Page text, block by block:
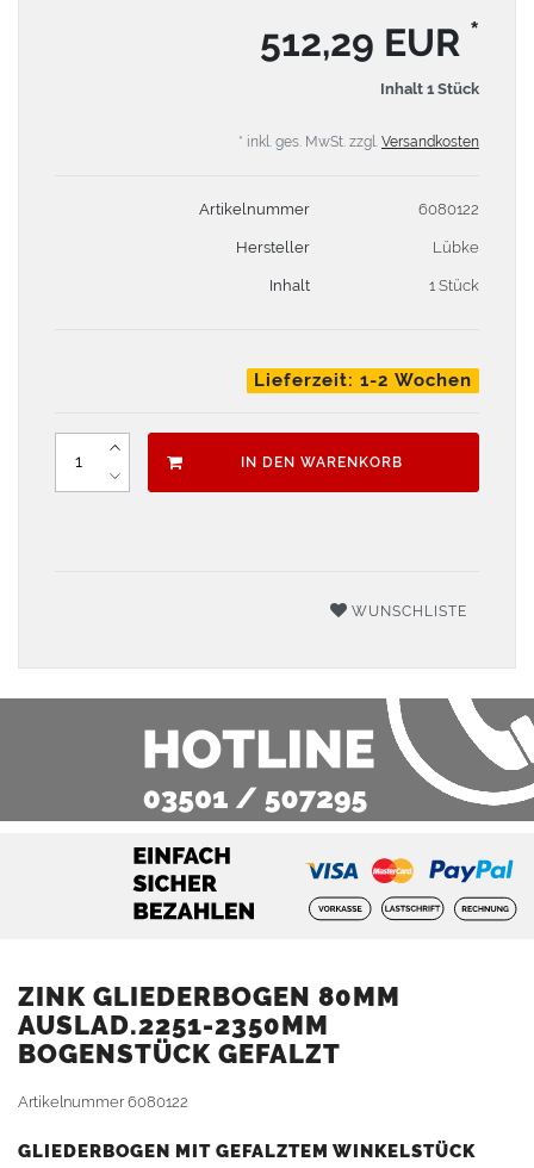
512,29 EUR *
Inhalt 1 Stück
* inkl. ges. MwSt. zzgl. Versandkosten
Artikelnummer 6080122
Hersteller Lübke
Inhalt 1 Stück
Lieferzeit: 1-2 Wochen
IN DEN WARENKORB
WUNSCHLISTE
ZINK GLIEDERBOGEN 80MM
AUSLAD.2251-2350MM
BOGENSTÜCK GEFALZT
Artikelnummer6080122
GLIEDERBOGEN MIT GEFALZTEM WINKELSTÜCK